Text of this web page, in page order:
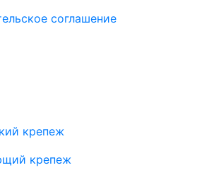
соглашение
крепеж
крепеж